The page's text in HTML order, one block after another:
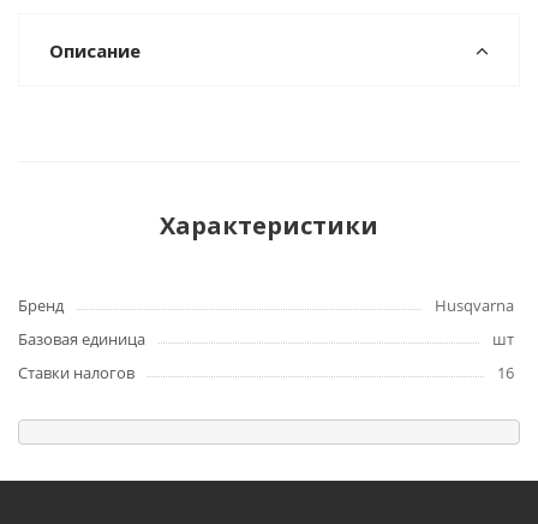
Описание
Характеристики
Бренд
Husqvarna
Базовая единица
шт
Ставки налогов
16